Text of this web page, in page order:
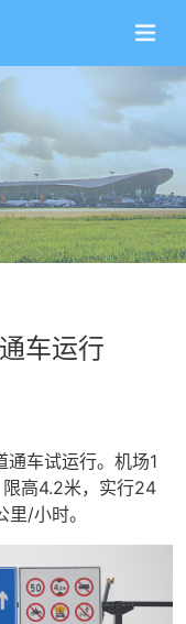
车运行
通车试运行。机场1
高4.2米，实行24
/小时。